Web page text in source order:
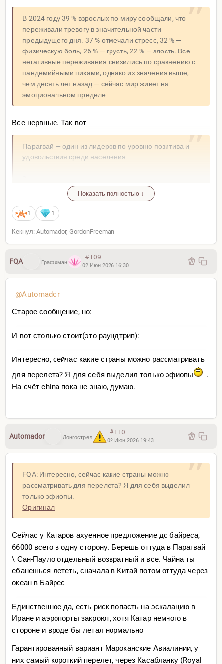
В 2024 году 39 % взрослых по миру сообщали, что
переживали тревогу в значительной части
предыдущего дня. 37 % отмечали стресс, 32 % —
физическую боль, 26 % — грусть, 22 % — злость. Все
негативные переживания снизились по сравнению с
пандемийными пиками, однако их значения выше,
чем десять лет назад — сейчас мир живет на
эмоциональном пределе
Все нервные. Так вот
Парагвай — один из лидеров по уровню позитива и
удовольствия среди населения
эмоций, и сегодня страна находится на втором месте
по количеству ежедневных положительных
впечатлений: смех, удовольствие и уважительное
отношение к окружающим
встречаются в более агрессивных странах
Поэтому
Положительные эмоции, такие как удовольствие и
значимыми даже после учета ВВП и уровня жизни
Выходит, что богатство и благополучие не
гарантируют счастья на уровне общества
Конечно нет лол
ytics/349280/gallup-global-emotions-report.aspx
Показать полностью ↓
1 1
Кекнул: Automador, GordonFreeman
FQA Графоман
#109
02 Июн 2026 16:30
@Automador
Старое сообщение, но:
И вот столько стоит(это раундтрип):
Интересно, сейчас какие страны можно рассматривать
для перелета? Я для себя выделил только эфиопы
.
На счёт china пока не знаю, думаю.
Automador Лонгострел
#110
02 Июн 2026 19:43
FQA: Интересно, сейчас какие страны можно
рассматривать для перелета? Я для себя выделил
только эфиопы.
Оригинал
Сейчас у Катаров ахуенное предложение до байреса,
66000 всего в одну сторону. Берешь оттуда в Парагвай
\ Сан-Пауло отдельный возвратный и все. Чайна ты
ебанешься лететь, сначала в Китай потом оттуда через
океан в Байрес
Единственное да, есть риск попасть на эскалацию в
Иране и аэропорты закроют, хотя Катар немного в
стороне и вроде бы летал нормально
Гарантированный вариант Мароканские Авиалинии, у
них самый короткий перелет, через Касабланку (Royal